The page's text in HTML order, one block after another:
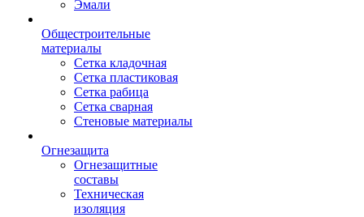
Эмали
Общестроительные
материалы
Сетка кладочная
Сетка пластиковая
Сетка рабица
Сетка сварная
Стеновые материалы
Огнезащита
Огнезащитные
составы
Техническая
изоляция